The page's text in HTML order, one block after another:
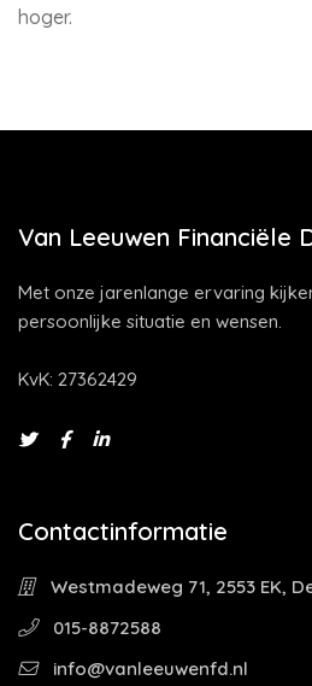
hoger.
Van Leeuwen Financiële
Met onze jarenlange ervaring
persoonlijke situatie en wensen.
KvK: 27362429
Contactinformatie
Westmadeweg 71, 2553 EK,
015-8872588
info@vanleeuwenfd.nl